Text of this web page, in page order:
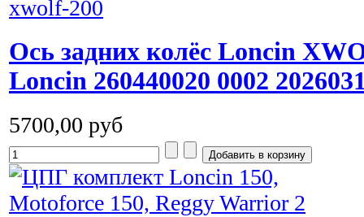
Ось задних колёс Loncin
Loncin 260440020 0002
5700,00 руб